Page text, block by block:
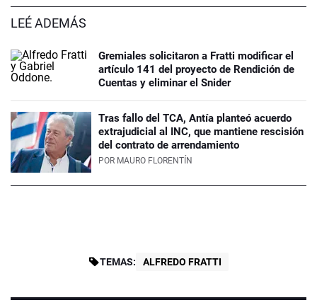
LEÉ ADEMÁS
Gremiales solicitaron a Fratti modificar el
artículo 141 del proyecto de Rendición de
Cuentas y eliminar el Snider
Tras fallo del TCA, Antía planteó acuerdo
extrajudicial al INC, que mantiene rescisión
del contrato de arrendamiento
POR MAURO FLORENTÍN
TEMAS: ALFREDO FRATTI